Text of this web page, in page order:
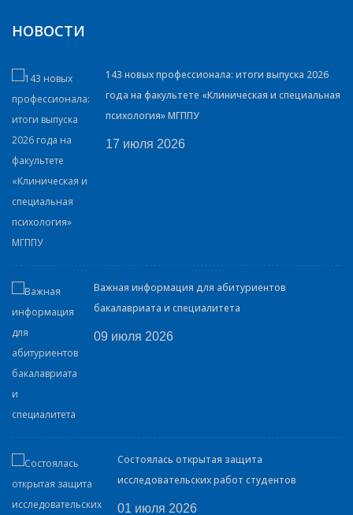
НОВОСТИ
143 новых профессионала: итоги выпуска 2026
года на факультете «Клиническая и специальная
психология» МГППУ
17 июля 2026
Важная информация для абитуриентов
бакалавриата и специалитета
09 июля 2026
Состоялась открытая защита
исследовательских работ студентов
01 июля 2026